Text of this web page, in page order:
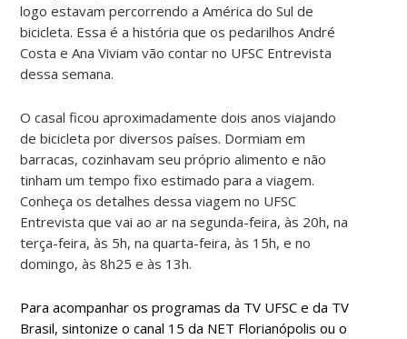
logo estavam percorrendo a América do Sul de
bicicleta. Essa é a história que os pedarilhos André
Costa e Ana Viviam vão contar no UFSC Entrevista
dessa semana.
O casal ficou aproximadamente dois anos viajando
de bicicleta por diversos países. Dormiam em
barracas, cozinhavam seu próprio alimento e não
tinham um tempo fixo estimado para a viagem.
Conheça os detalhes dessa viagem no UFSC
Entrevista que vai ao ar na segunda-feira, às 20h, na
terça-feira, às 5h, na quarta-feira, às 15h, e no
domingo, às 8h25 e às 13h.
Para acompanhar os programas da TV UFSC e da TV
Brasil, sintonize o canal 15 da NET Florianópolis ou o